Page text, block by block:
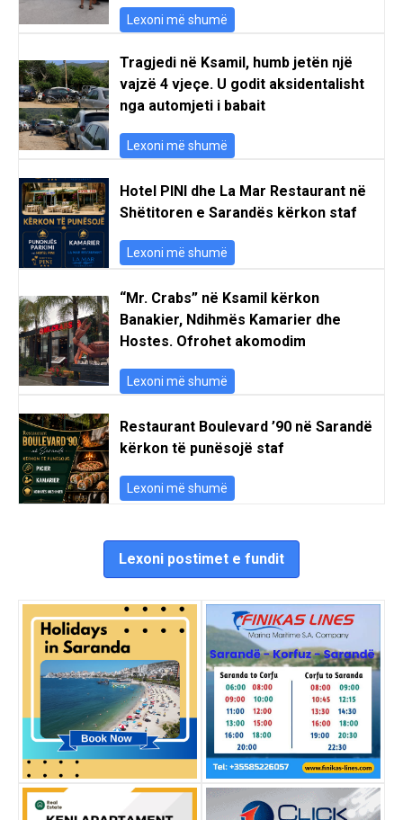
Lexoni më shumë
Tragjedi në Ksamil, humb jetën një
vajzë 4 vjeçe. U godit aksidentalisht
nga automjeti i babait
Lexoni më shumë
Hotel PINI dhe La Mar Restaurant në
Shëtitoren e Sarandës kërkon staf
Lexoni më shumë
“Mr. Crabs” në Ksamil kërkon
Banakier, Ndihmës Kamarier dhe
Hostes. Ofrohet akomodim
Lexoni më shumë
Restaurant Boulevard ’90 në Sarandë
kërkon të punësojë staf
Lexoni më shumë
Lexoni postimet e fundit